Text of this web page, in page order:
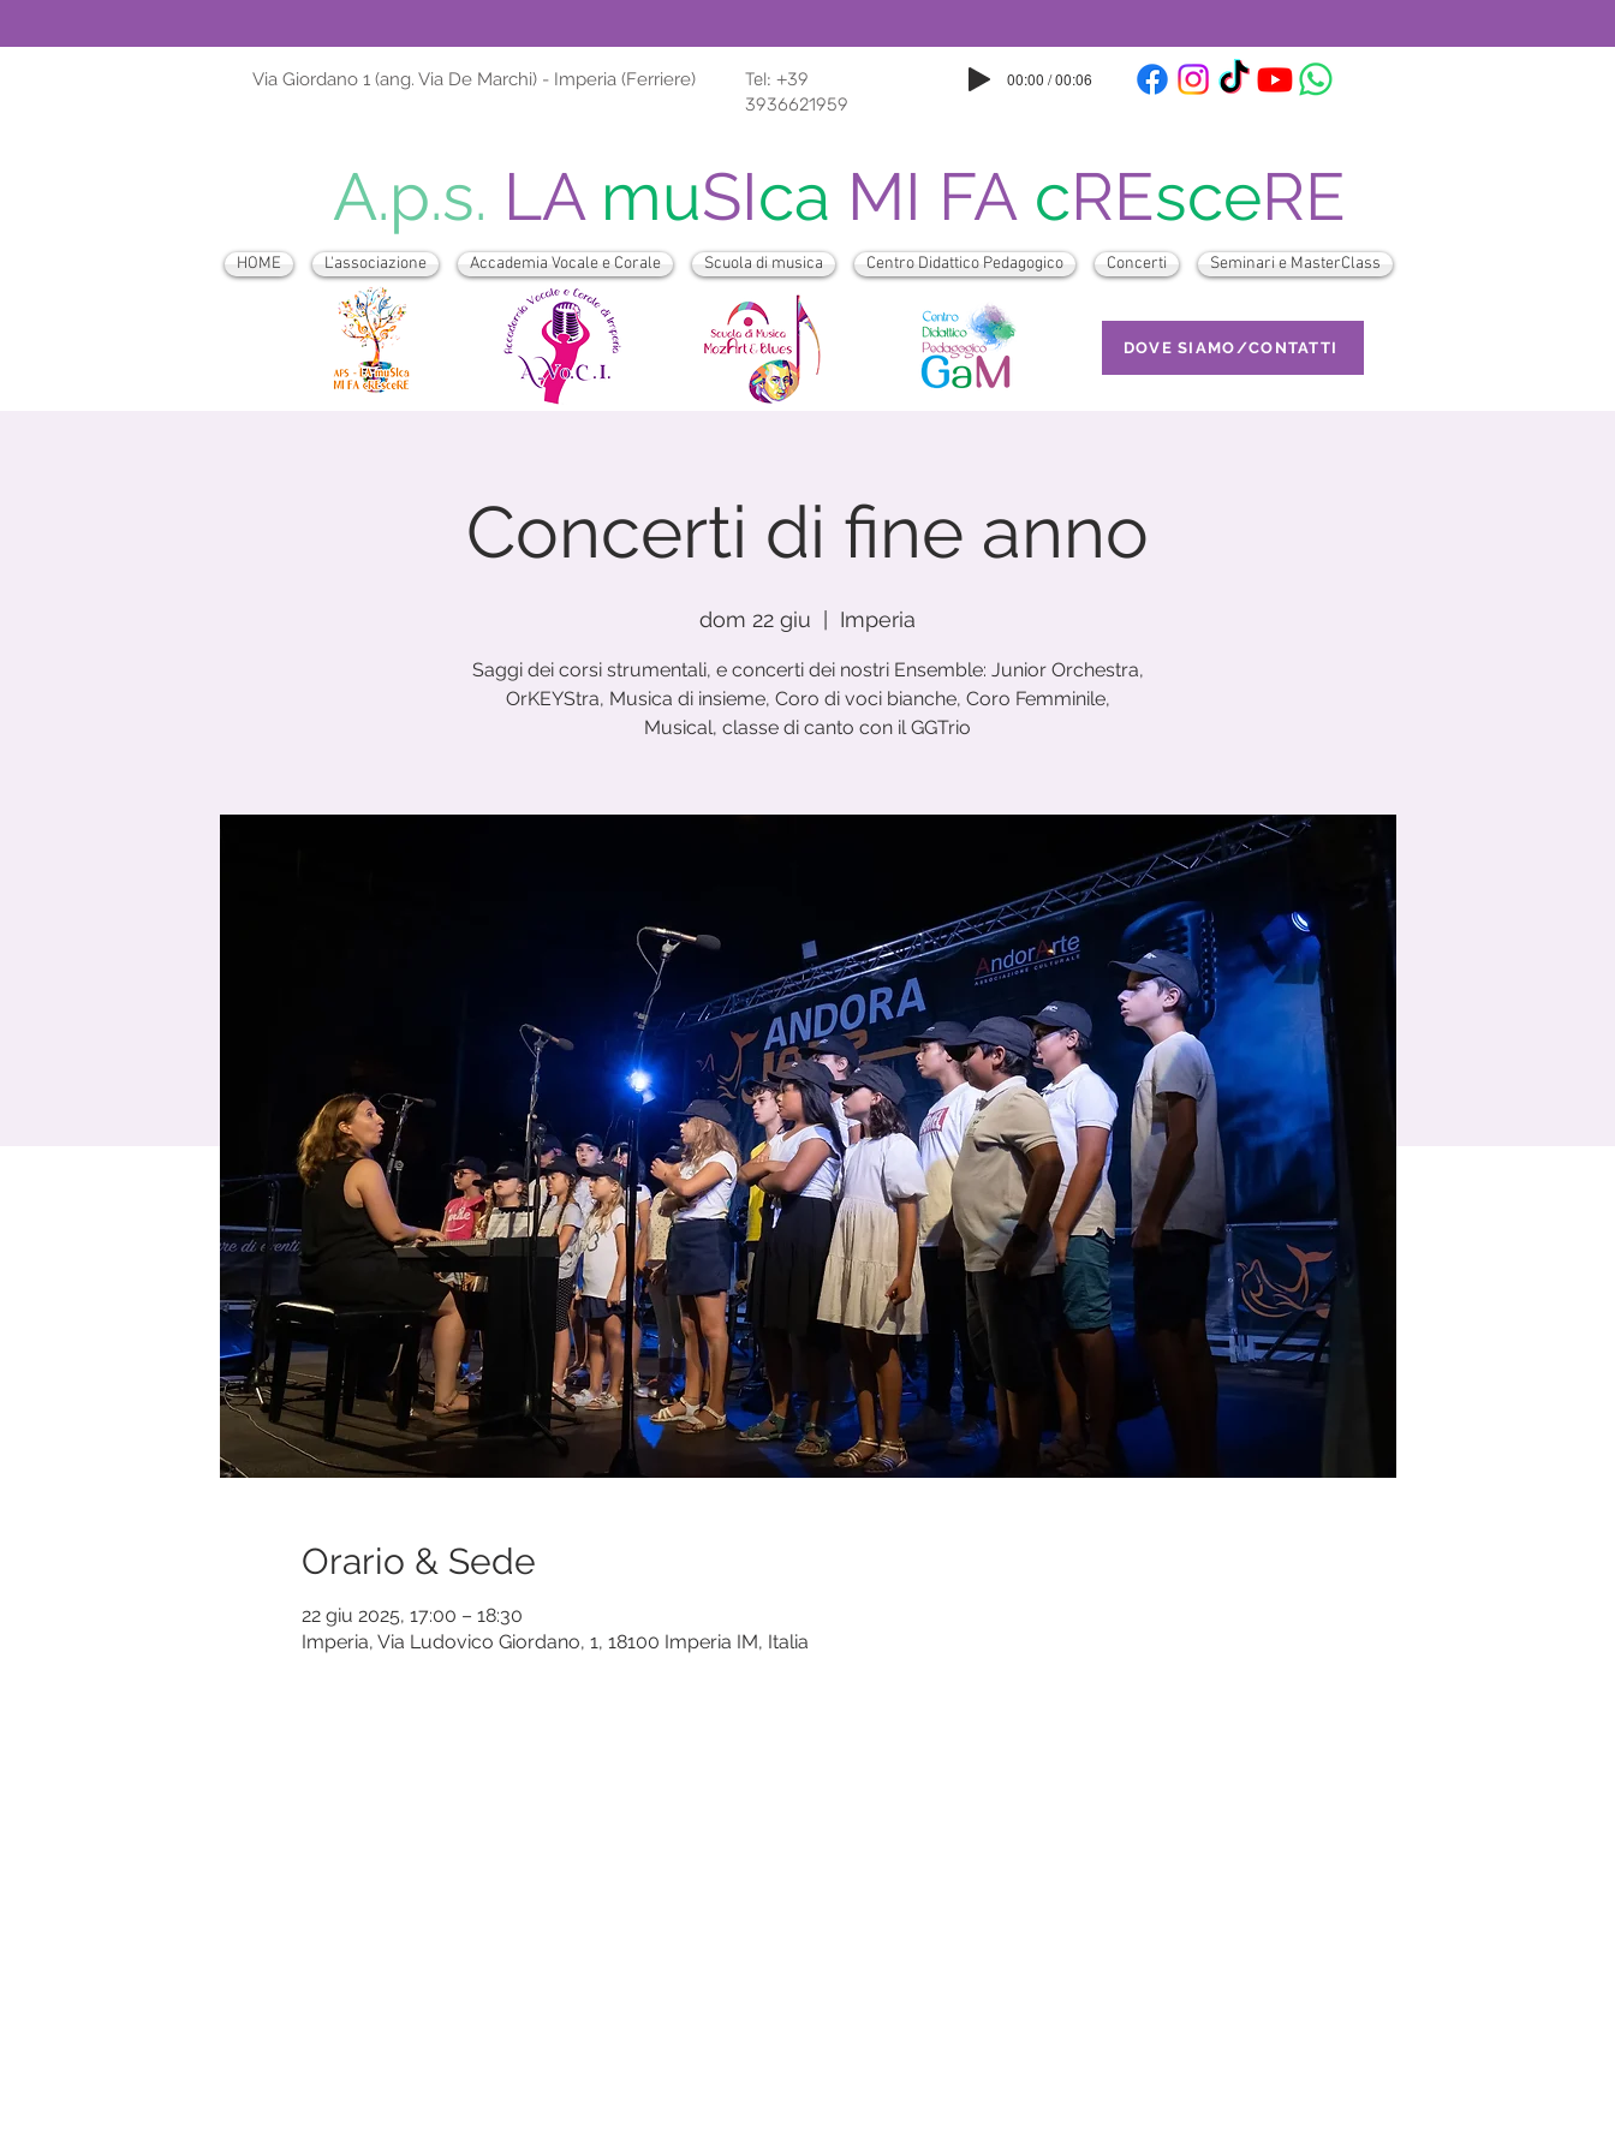
Via Giordano 1 (ang. Via De Marchi) - Imperia (Ferriere)
Tel: +39
3936621959
00:00 / 00:06
A.p.s. LA muSIca MI FA cREsceRE
HOME L'associazione Accademia Vocale e Corale Scuola di musica Centro Didattico Pedagogico Concerti Seminari e MasterClass
DOVE SIAMO/CONTATTI
Concerti di fine anno
dom 22 giu Imperia
Saggi dei corsi strumentali, e concerti dei nostri Ensemble: Junior Orchestra,
OrKEYStra, Musica di insieme, Coro di voci bianche, Coro Femminile,
Musical, classe di canto con il GGTrio
Orario & Sede
22 giu 2025, 17:00 – 18:30
Imperia, Via Ludovico Giordano, 1, 18100 Imperia IM, Italia